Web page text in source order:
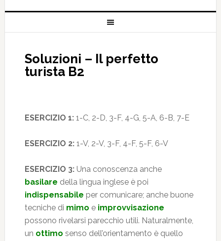
Soluzioni – Il perfetto
turista B2
ESERCIZIO 1:1-C, 2-D, 3-F, 4-G, 5-A, 6-B, 7-E
ESERCIZIO 2:1-V, 2-V, 3-F, 4-F, 5-F, 6-V
ESERCIZIO 3:Una conoscenza anche
basilare della lingua inglese è poi
indispensabile per comunicare; anche buone
tecniche di mimo e improvvisazione
possono rivelarsi parecchio utili. Naturalmente,
un ottimo senso dell’orientamento è quello